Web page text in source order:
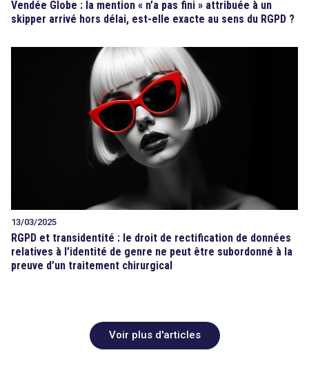
Vendée Globe : la mention « n’a pas fini » attribuée à un
skipper arrivé hors délai, est-elle exacte au sens du RGPD ?
13/03/2025
RGPD et transidentité : le droit de rectification de données
relatives à l’identité de genre ne peut être subordonné à la
preuve d’un traitement chirurgical
Voir plus d'articles